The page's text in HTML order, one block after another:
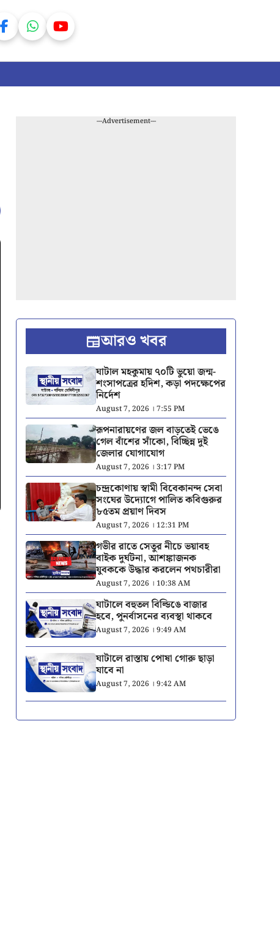
---Advertisement---
আরও খবর
ঘাটাল মহকুমায় ৭০টি ভুয়ো জন্ম-
শংসাপত্রের হদিশ, কড়া পদক্ষেপের
নির্দেশ
August 7, 2026 । 7:55 PM
রূপনারায়ণের জল বাড়তেই ভেঙে
গেল বাঁশের সাঁকো, বিচ্ছিন্ন দুই
জেলার যোগাযোগ
August 7, 2026 । 3:17 PM
চন্দ্রকোণায় স্বামী বিবেকানন্দ সেবা
সংঘের উদ্যোগে পালিত কবিগুরুর
৮৫তম প্রয়াণ দিবস
August 7, 2026 । 12:31 PM
গভীর রাতে সেতুর নীচে ভয়াবহ
বাইক দুর্ঘটনা, আশঙ্কাজনক
যুবককে উদ্ধার করলেন পথচারীরা
August 7, 2026 । 10:38 AM
ঘাটালে বহুতল বিল্ডিঙে বাজার
হবে, পুনর্বাসনের ব্যবস্থা থাকবে
August 7, 2026 । 9:49 AM
ঘাটালে রাস্তায় পোষা গোরু ছাড়া
যাবে না
August 7, 2026 । 9:42 AM